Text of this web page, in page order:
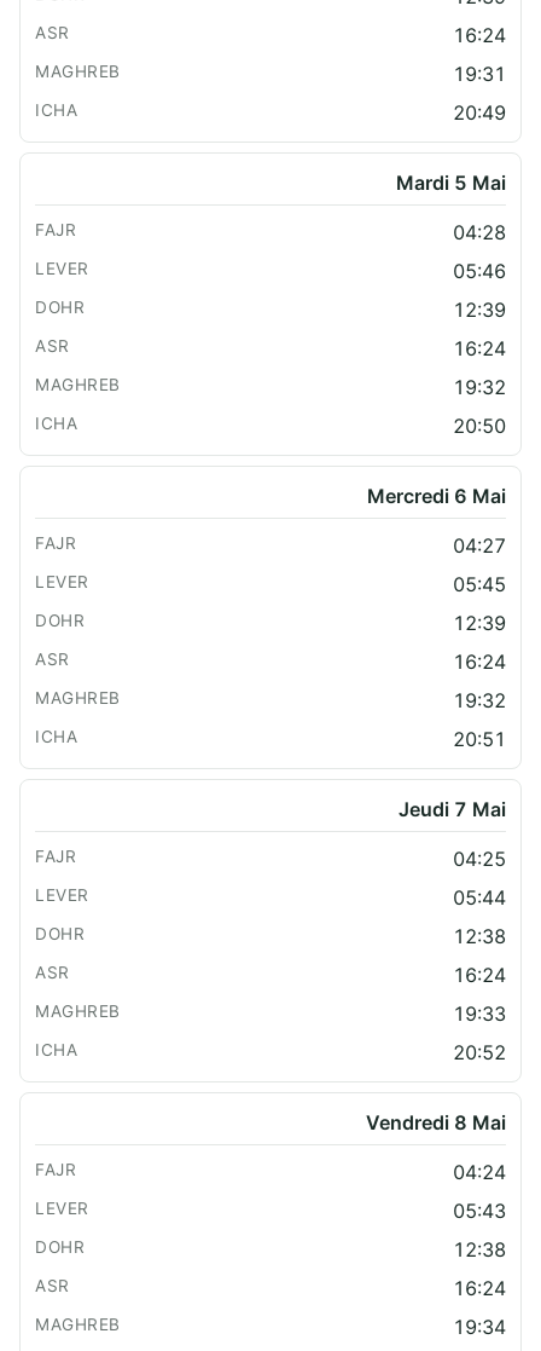
16:24
19:31
20:49
Mardi 5 Mai
04:28
05:46
12:39
16:24
19:32
20:50
Mercredi 6 Mai
04:27
05:45
12:39
16:24
19:32
20:51
Jeudi 7 Mai
04:25
05:44
12:38
16:24
19:33
20:52
Vendredi 8 Mai
04:24
05:43
12:38
16:24
19:34